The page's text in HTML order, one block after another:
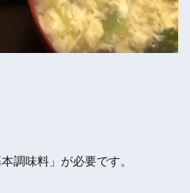
調味料」が必要です。